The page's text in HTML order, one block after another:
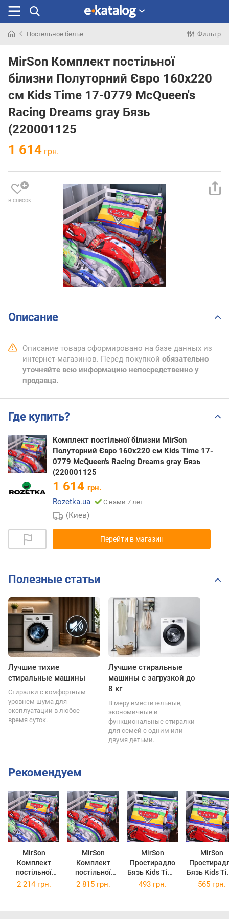
раньше
Постельное белье Фильтр
MirSon Комплект постільної
білизни Полуторний Євро 160х220
см Kids Time 17-0779 McQueen's
Racing Dreams gray Бязь
(220001125
1 614 грн.
в список
Описание
Описание товара сформировано на базе данных из
интернет-магазинов. Перед покупкой обязательно
уточняйте всю информацию непосредственно у
продавца.
Где купить?
Комплект постільної білизни MirSon
Полуторний Євро 160х220 см Kids Time 17-
0779 McQueen's Racing Dreams gray Бязь
(220001125
1 614 грн.
Rozetka.ua
С нами 7 лет
(Киев)
Перейти в магазин
Полезные статьи
Лучшие тихие
стиральные машины
Стиралки с комфортным
уровнем шума для
эксплуатации в любое
время суток.
Лучшие стиральные
машины с загрузкой до
8 кг
В меру вместительные,
экономичные и
функциональные стиралки
для семей с одним или
двумя детьми.
Рекомендуем
MirSon
Комплект
постільної
білизни King
MirSon
Комплект
постільної
білизни
MirSon
Простирадло
Бязь Kids Time
17-0779
MirSon
Бязь Kids
17-0779
2 214 грн. 2 815 грн. 493 грн. 565 грн.